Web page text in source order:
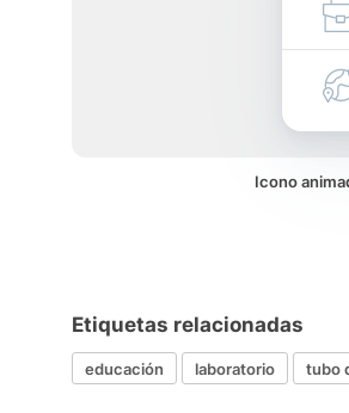
Icono
Etiquetas relacionadas
educación laboratorio tubo